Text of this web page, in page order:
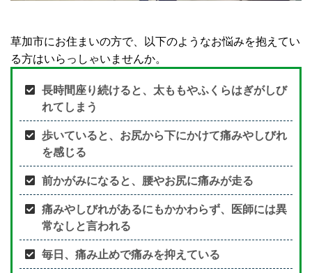
草加市にお住まいの方で、以下のようなお悩みを抱えてい
る方はいらっしゃいませんか。
長時間座り続けると、太ももやふくらはぎがしび
れてしまう
歩いていると、お尻から下にかけて痛みやしびれ
を感じる
前かがみになると、腰やお尻に痛みが走る
痛みやしびれがあるにもかかわらず、医師には異
常なしと言われる
毎日、痛み止めで痛みを抑えている